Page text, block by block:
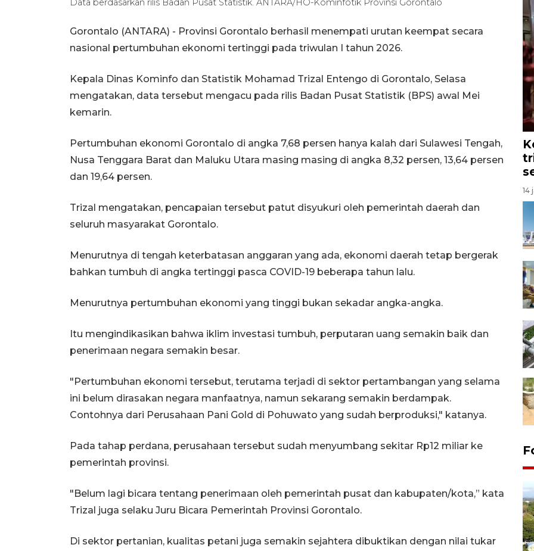
Data berdasarkan rilis Badan Pusat Statistik. ANTARA/HO-Kominfotik Provinsi Gorontalo
Gorontalo (ANTARA) - Provinsi Gorontalo berhasil menempati urutan keempat secara
nasional pertumbuhan ekonomi tertinggi pada triwulan I tahun 2026.
Kepala Dinas Kominfo dan Statistik Mohamad Trizal Entengo di Gorontalo, Selasa
mengatakan, data tersebut mengacu pada rilis Badan Pusat Statistik (BPS) awal Mei
kemarin.
Pertumbuhan ekonomi Gorontalo di angka 7,68 persen hanya kalah dari Sulawesi Tengah,
Nusa Tenggara Barat dan Maluku Utara masing masing di angka 8,32 persen, 13,64 persen
dan 19,64 persen.
Trizal mengatakan, pencapaian tersebut patut disyukuri oleh pemerintah daerah dan
seluruh masyarakat Gorontalo.
Menurutnya di tengah keterbatasan anggaran yang ada, ekonomi daerah tetap bergerak
bahkan tumbuh di angka tertinggi pasca COVID-19 beberapa tahun lalu.
Menurutnya pertumbuhan ekonomi yang tinggi bukan sekadar angka-angka.
Itu mengindikasikan bahwa iklim investasi tumbuh, perputaran uang semakin baik dan
penerimaan negara semakin besar.
"Pertumbuhan ekonomi tersebut, terutama terjadi di sektor pertambangan yang selama
ini belum dirasakan negara manfaatnya, namun sekarang semakin berdampak.
Contohnya dari Perusahaan Pani Gold di Pohuwato yang sudah berproduksi," katanya.
Pada tahap perdana, perusahaan tersebut sudah menyumbang sekitar Rp12 miliar ke
pemerintah provinsi.
"Belum lagi bicara tentang penerimaan oleh pemerintah pusat dan kabupaten/kota,” kata
Trizal juga selaku Juru Bicara Pemerintah Provinsi Gorontalo.
Di sektor pertanian, kualitas petani juga semakin sejahtera dibuktikan dengan nilai tukar
14